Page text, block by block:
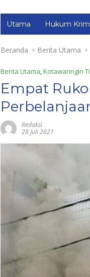
Utama Hukum
Beranda Berita Utama
Berita Utama,Kotawaringin
Empat
Redaksi
28 Juli 2021